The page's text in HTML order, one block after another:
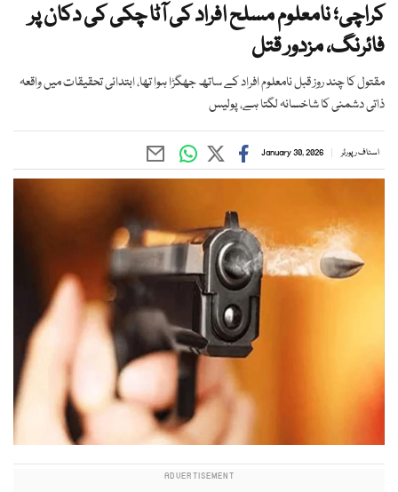
کراچی؛ نامعلوم مسلح افراد کی آٹا چکی کی دکان پر
فائرنگ، مزدور قتل
مقتول کا چند روز قبل نامعلوم افراد کے ساتھ جھگڑا ہوا تھا، ابتدائی تحقیقات میں واقعہ
ذاتی دشمنی کا شاخسانہ لگتا ہے، پولیس
اسٹاف رپورٹر January 30, 2026